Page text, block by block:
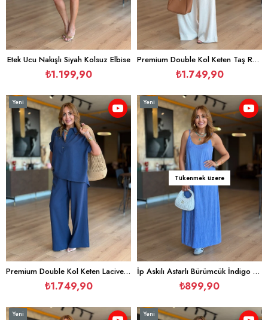
Etek Ucu Nakışlı Siyah Kolsuz Elbise
₺1.199,90
Premium Double Kol Keten Taş Rengi Salaş İkili Takım
₺1.749,90
Premium Double Kol Keten Lacivert Salaş İkili Takım
₺1.749,90
Yeni
Ürün
Tükenmek üzere
İp Askılı Astarlı Bürümcük İndigo Uzun Elbise
₺899,90
Yeni
Ürün
Yeni
Yeni